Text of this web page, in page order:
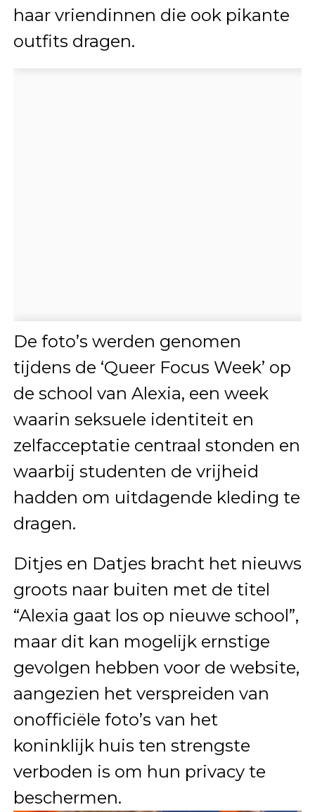
haar vriendinnen die ook pikante
outfits dragen.
De foto’s werden genomen
tijdens de ‘Queer Focus Week’ op
de school van Alexia, een week
waarin seksuele identiteit en
zelfacceptatie centraal stonden en
waarbij studenten de vrijheid
hadden om uitdagende kleding te
dragen.
Ditjes en Datjes bracht het nieuws
groots naar buiten met de titel
“Alexia gaat los op nieuwe school”,
maar dit kan mogelijk ernstige
gevolgen hebben voor de website,
aangezien het verspreiden van
onofficiële foto’s van het
koninklijk huis ten strengste
verboden is om hun privacy te
beschermen.